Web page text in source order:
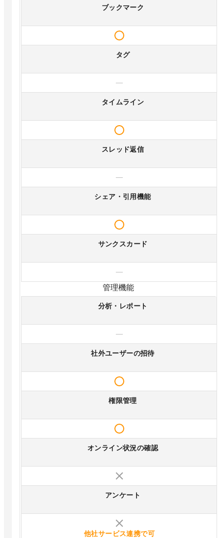
ブックマーク
タグ
—
タイムライン
スレッド返信
—
シェア・引用機能
サンクスカード
—
管理機能
分析・レポート
—
社外ユーザーの招待
権限管理
オンライン状況の確認
アンケート
他社サービス連携で可